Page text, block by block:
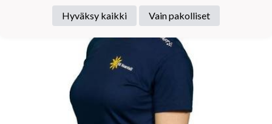
Hyväksy kaikki
Vain pakolliset